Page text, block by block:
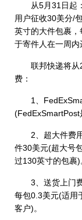
从5月31日起：
用户征收30美分/
英寸的大件包裹
于寄件人在一周内
联邦快递将从
费：
1、
(FedExSmartPost
2、超大件费用
件30美元(超大号
过130英寸的包裹)
3、送货上门费
每包0.3美元(适用
客户)。